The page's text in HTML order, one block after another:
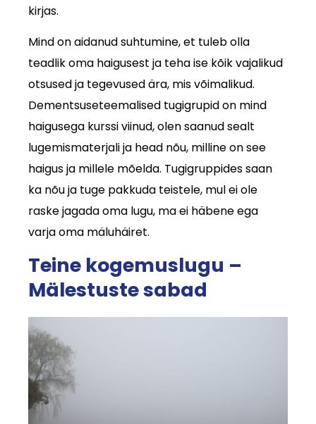
kirjas.
Mind on aidanud suhtumine, et tuleb olla
teadlik oma haigusest ja teha ise kõik vajalikud
otsused ja tegevused ära, mis võimalikud.
Dementsuseteemalised tugigrupid on mind
haigusega kurssi viinud, olen saanud sealt
lugemismaterjali ja head nõu, milline on see
haigus ja millele mõelda. Tugigruppides saan
ka nõu ja tuge pakkuda teistele, mul ei ole
raske jagada oma lugu, ma ei häbene ega
varja oma mäluhäiret.
Teine kogemuslugu –
Mälestuste sabad